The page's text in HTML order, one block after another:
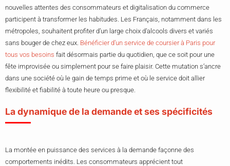
nouvelles attentes des consommateurs et digitalisation du commerce
participent à transformer les habitudes. Les Français, notamment dans les
métropoles, souhaitent profiter d’un large choix d’alcools divers et variés
sans bouger de chez eux. Bénéficier d’un service de coursier à Paris pour
tous vos besoins fait désormais partie du quotidien, que ce soit pour une
fête improvisée ou simplement pour se faire plaisir. Cette mutation s’ancre
dans une société où le gain de temps prime et où le service doit allier
flexibilité et fiabilité à toute heure ou presque.
La dynamique de la demande et ses spécificités
La montée en puissance des services à la demande façonne des
comportements inédits. Les consommateurs apprécient tout